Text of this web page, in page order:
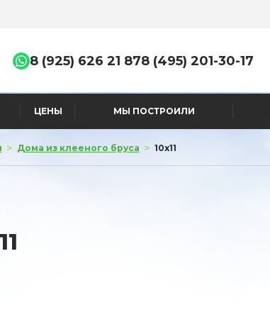
8 (495) 201-30-17
8 (925) 626 21 87
ЦЕНЫ МЫ ПОСТРОИЛИ
> Дома из клееного бруса > 10x11